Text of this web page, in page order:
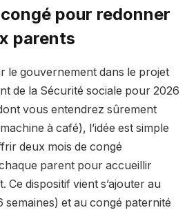
pour redonner
parents
le gouvernement dans le projet
de la Sécurité sociale pour 2026
vous entendrez sûrement
à café), l’idée est simple
deux mois de congé
parent pour accueillir
Ce dispositif vient s’ajouter au
semaines) et au congé paternité